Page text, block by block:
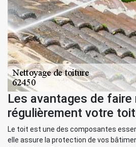
Les avantages de
régulièrement votre
Le toit est une des composantes
elle assure la protection de vos